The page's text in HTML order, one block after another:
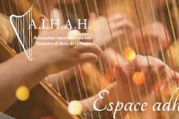
Espace